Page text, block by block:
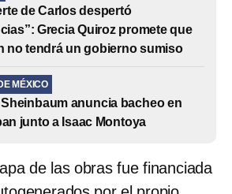
de Carlos despertó
Grecia Quiroz promete que
no tendrá un gobierno sumiso
MÉXICO
anuncia bacheo en
junto a Isaac Montoya
de las obras fue financiada